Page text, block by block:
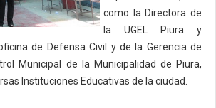
como la Directora de
la UGEL Piura y
de Defensa Civil y de la Gerencia de
Municipal de la Municipalidad de Piura,
Instituciones Educativas de la ciudad.